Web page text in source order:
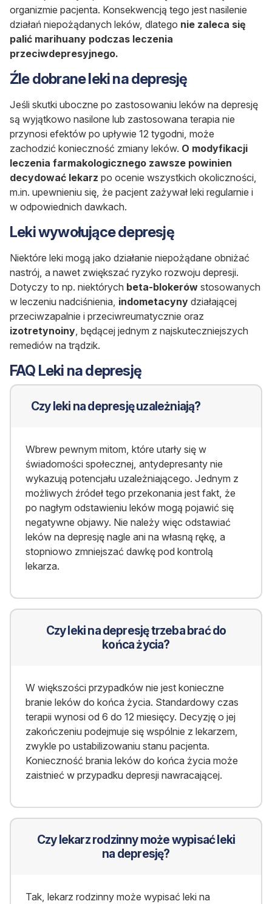
organizmie pacjenta. Konsekwencją tego jest nasilenie
działań niepożądanych leków, dlatego nie zaleca się
palić marihuany podczas leczenia
przeciwdepresyjnego.
Źle dobrane leki na depresję
Jeśli skutki uboczne po zastosowaniu leków na depresję
są wyjątkowo nasilone lub zastosowana terapia nie
przynosi efektów po upływie 12 tygodni, może
zachodzić konieczność zmiany leków. O modyfikacji
leczenia farmakologicznego zawsze powinien
decydować lekarz po ocenie wszystkich okoliczności,
m.in. upewnieniu się, że pacjent zażywał leki regularnie i
w odpowiednich dawkach.
Leki wywołujące depresję
Niektóre leki mogą jako działanie niepożądane obniżać
nastrój, a nawet zwiększać ryzyko rozwoju depresji.
Dotyczy to np. niektórych beta-blokerów stosowanych
w leczeniu nadciśnienia, indometacyny działającej
przeciwzapalnie i przeciwreumatycznie oraz
izotretynoiny , będącej jednym z najskuteczniejszych
remediów na trądzik.
FAQ Leki na depresję
Czy leki na depresję uzależniają?
Wbrew pewnym mitom, które utarły się w
świadomości społecznej, antydepresanty nie
wykazują potencjału uzależniającego. Jednym z
możliwych źródeł tego przekonania jest fakt, że
po nagłym odstawieniu leków mogą pojawić się
negatywne objawy. Nie należy więc odstawiać
leków na depresję nagle ani na własną rękę, a
stopniowo zmniejszać dawkę pod kontrolą
lekarza.
Czy leki na depresję trzeba brać do
końca życia?
W większości przypadków nie jest konieczne
branie leków do końca życia. Standardowy czas
terapii wynosi od 6 do 12 miesięcy. Decyzję o jej
zakończeniu podejmuje się wspólnie z lekarzem,
zwykle po ustabilizowaniu stanu pacjenta.
Konieczność brania leków do końca życia może
zaistnieć w przypadku depresji nawracającej.
Czy lekarz rodzinny może wypisać leki
na depresję?
Tak, lekarz rodzinny może wypisać leki na